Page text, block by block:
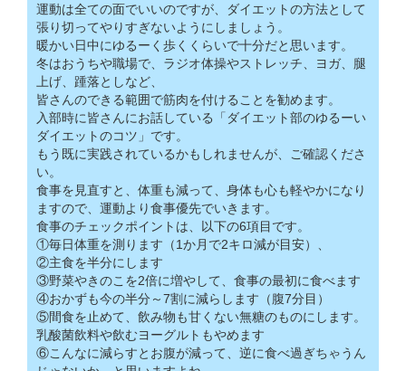
運動は全ての面でいいのですが、ダイエットの方法として
張り切ってやりすぎないようにしましょう。
暖かい日中にゆるーく歩くくらいで十分だと思います。
冬はおうちや職場で、ラジオ体操やストレッチ、ヨガ、腿
上げ、踵落としなど、
皆さんのできる範囲で筋肉を付けることを勧めます。
入部時に皆さんにお話している「ダイエット部のゆるーい
ダイエットのコツ」です。
もう既に実践されているかもしれませんが、ご確認くださ
い。
食事を見直すと、体重も減って、身体も心も軽やかになり
ますので、運動より食事優先でいきます。
食事のチェックポイントは、以下の6項目です。
①毎日体重を測ります（1か月で2キロ減が目安）、
②主食を半分にします
③野菜やきのこを2倍に増やして、食事の最初に食べます
④おかずも今の半分～7割に減らします（腹7分目）
⑤間食を止めて、飲み物も甘くない無糖のものにします。
乳酸菌飲料や飲むヨーグルトもやめます
⑥こんなに減らすとお腹が減って、逆に食べ過ぎちゃうん